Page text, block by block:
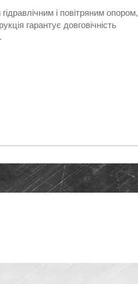
і повітряним опором,
гарантує довговічність